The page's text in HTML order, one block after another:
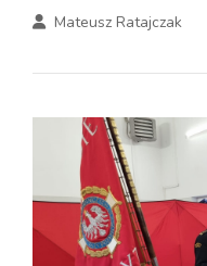
Mateusz Ratajczak